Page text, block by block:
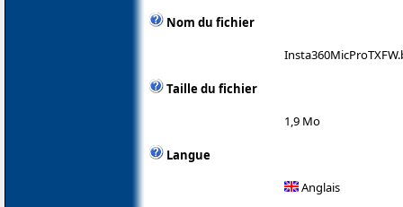
Nom du fichier
Taille du fichier
1,9 Mo
Langue
Anglais